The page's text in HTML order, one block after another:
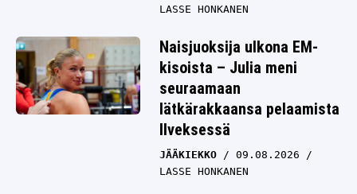
LASSE HONKANEN
Naisjuoksija ulkona EM-
kisoista – Julia meni
seuraamaan
lätkärakkaansa pelaamista
Ilveksessä
JÄÄKIEKKO
09.08.2026
LASSE HONKANEN